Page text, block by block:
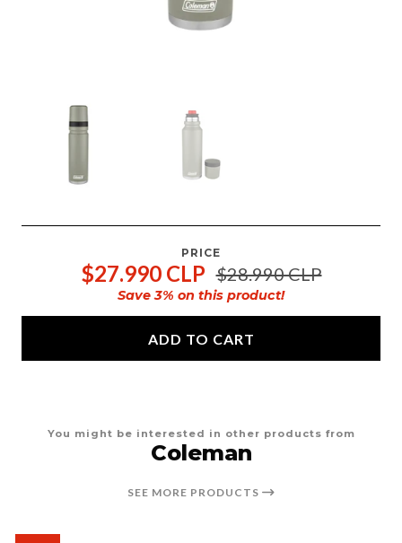
PRICE
$27.990 CLP $28.990 CLP
Save3% on this product!
ADD TO CART
You might be interested in other products from
Coleman
SEE MORE PRODUCTS